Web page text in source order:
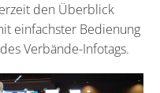
den Überblick
einfachster Bedienung
Verbände-Infotags.